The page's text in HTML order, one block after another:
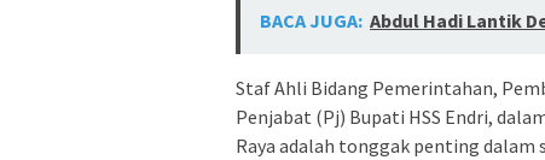
BACA JUGA: Abdul Hadi Lantik
Staf Ahli Bidang Pemerintahan,
Penjabat (Pj) Bupati HSS Endri,
Raya adalah tonggak penting